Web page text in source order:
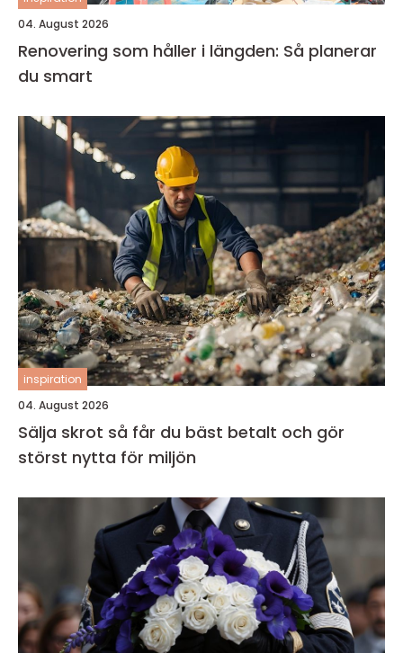
04. August 2026
Renovering som håller i längden: Så planerar
du smart
inspiration
04. August 2026
Sälja skrot så får du bäst betalt och gör
störst nytta för miljön